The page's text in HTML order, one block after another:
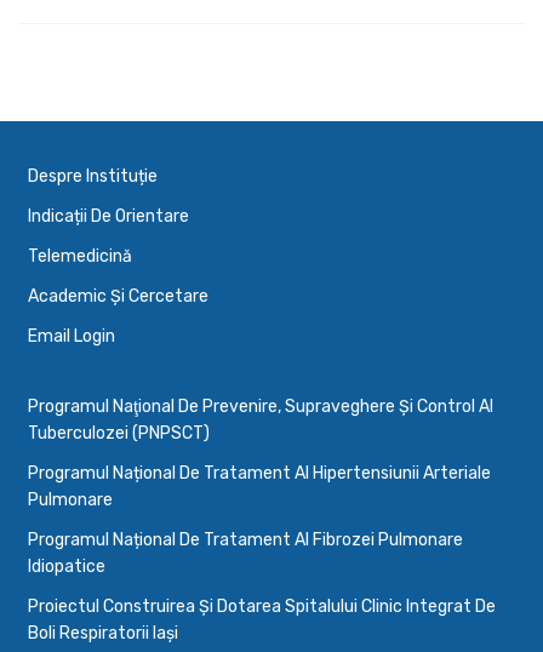
Despre Instituție
Indicații De Orientare
Telemedicină
Academic Și Cercetare
Email Login
Programul Naţional De Prevenire, Supraveghere Şi Control Al
Tuberculozei (PNPSCT)
Programul Național De Tratament Al Hipertensiunii Arteriale
Pulmonare
Programul Național De Tratament Al Fibrozei Pulmonare
Idiopatice
Proiectul Construirea Și Dotarea Spitalului Clinic Integrat De
Boli Respiratorii Iași